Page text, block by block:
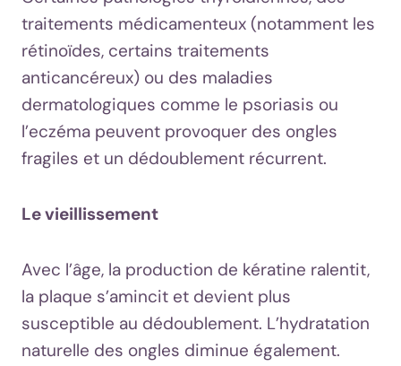
traitements médicamenteux (notamment les
rétinoïdes, certains traitements
anticancéreux) ou des maladies
dermatologiques comme le psoriasis ou
l’eczéma peuvent provoquer des ongles
fragiles et un dédoublement récurrent.
Le vieillissement
Avec l’âge, la production de kératine ralentit,
la plaque s’amincit et devient plus
susceptible au dédoublement. L’hydratation
naturelle des ongles diminue également.